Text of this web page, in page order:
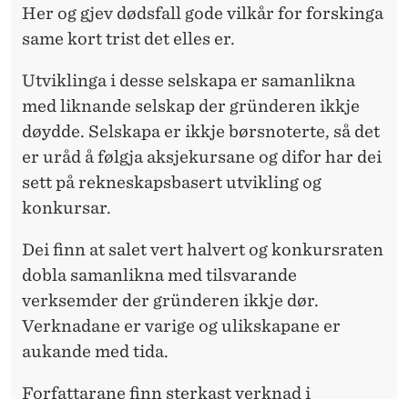
Her og gjev dødsfall gode vilkår for forskinga
same kort trist det elles er.
Utviklinga i desse selskapa er samanlikna
med liknande selskap der gründeren ikkje
døydde. Selskapa er ikkje børsnoterte, så det
er uråd å følgja aksjekursane og difor har dei
sett på rekneskapsbasert utvikling og
konkursar.
Dei finn at salet vert halvert og konkursraten
dobla samanlikna med tilsvarande
verksemder der gründeren ikkje dør.
Verknadane er varige og ulikskapane er
aukande med tida.
Forfattarane finn sterkast verknad i